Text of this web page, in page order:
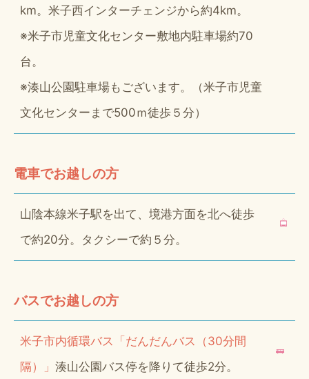
km。米子西インターチェンジから約4km。
※米子市児童文化センター敷地内駐車場約70
台。
※湊山公園駐車場もございます。（米子市児童
文化センターまで500ｍ徒歩５分）
電車でお越しの方
山陰本線米子駅を出て、境港方面を北へ徒歩
で約20分。タクシーで約５分。
バスでお越しの方
米子市内循環バス「だんだんバス（30分間
隔）」 湊山公園バス停を降りて徒歩2分。